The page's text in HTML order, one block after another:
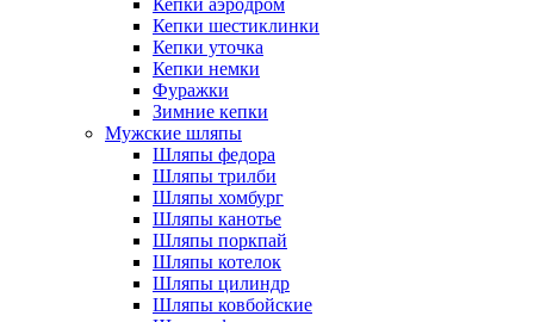
Кепки аэродром
Кепки шестиклинки
Кепки уточка
Кепки немки
Фуражки
Зимние кепки
Мужские шляпы
Шляпы федора
Шляпы трилби
Шляпы хомбург
Шляпы канотье
Шляпы поркпай
Шляпы котелок
Шляпы цилиндр
Шляпы ковбойские